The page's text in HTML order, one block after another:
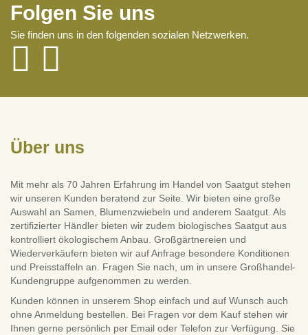
Folgen Sie uns
Sie finden uns in den folgenden sozialen Netzwerken.
Über uns
Mit mehr als 70 Jahren Erfahrung im Handel von Saatgut stehen
wir unseren Kunden beratend zur Seite. Wir bieten eine große
Auswahl an Samen, Blumenzwiebeln und anderem Saatgut. Als
zertifizierter Händler bieten wir zudem biologisches Saatgut aus
kontrolliert ökologischem Anbau. Großgärtnereien und
Wiederverkäufern bieten wir auf Anfrage besondere Konditionen
und Preisstaffeln an. Fragen Sie nach, um in unsere Großhandel-
Kundengruppe aufgenommen zu werden.
Kunden können in unserem Shop einfach und auf Wunsch auch
ohne Anmeldung bestellen. Bei Fragen vor dem Kauf stehen wir
Ihnen gerne persönlich per Email oder Telefon zur Verfügung. Sie